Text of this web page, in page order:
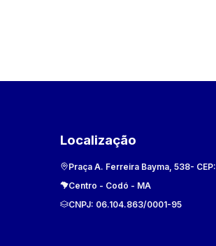
Localização
Praça A. Ferreira Bayma, 538- CEP:
Centro - Codó - MA
CNPJ: 06.104.863/0001-95